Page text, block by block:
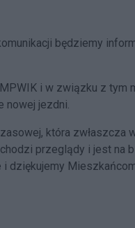
będziemy
i w związku z tym
jezdni.
która zwłaszcza
przeglądy i jest na
i dziękujemy